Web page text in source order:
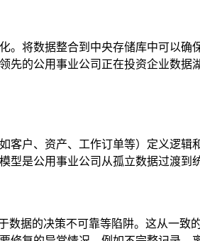
将数据整合到中央存储库中可以确
的公用事业公司正在投资企业数据
户、资产、工作订单等）定义逻辑
是公用事业公司从孤立数据过渡到
据的决策不可靠等陷阱。这从一致